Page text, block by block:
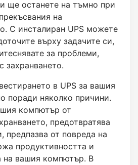
ще останете на тъмно при
на
С инсталиран UPS можете
върху задачите си,
за проблеми,
захранването.
в UPS за вашия
поради няколко причини.
компютър от
предотвратява
предпазва от повреда на
продуктивността и
на вашия компютър. В